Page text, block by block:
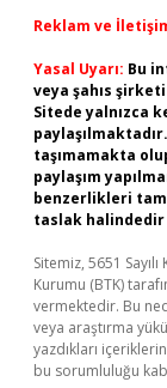
Reklam ve
Yasal Uyarı: Bu
veya şahıs
Sitede yalnızca
taşımamakta
paylaşım
benzerlikleri
taslak halindedir
Sitemiz, 5651
Kurumu (BTK)
vermektedir. Bu
veya araştırma
yazdıkları
bu sorumluluğu